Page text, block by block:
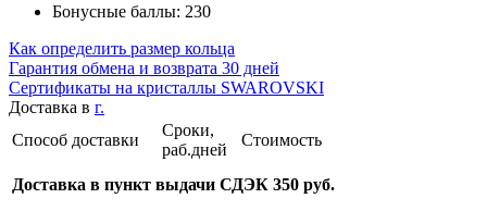
Бонусные баллы: 230
Как определить размер кольца
Гарантия обмена и возврата 30 дней
Сертификаты на кристаллы SWAROVSKI
Доставка в г.
Способ доставки
Сроки,
раб.дней
Стоимость
Доставка в пункт выдачи СДЭК 350 руб.